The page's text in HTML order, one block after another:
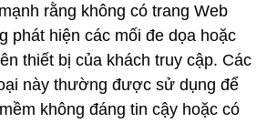
rằng không có trang Web
phát hiện các mối đe dọa hoặc
thiết bị của khách truy cập. Các
này thường được sử dụng để
không đáng tin cậy hoặc có